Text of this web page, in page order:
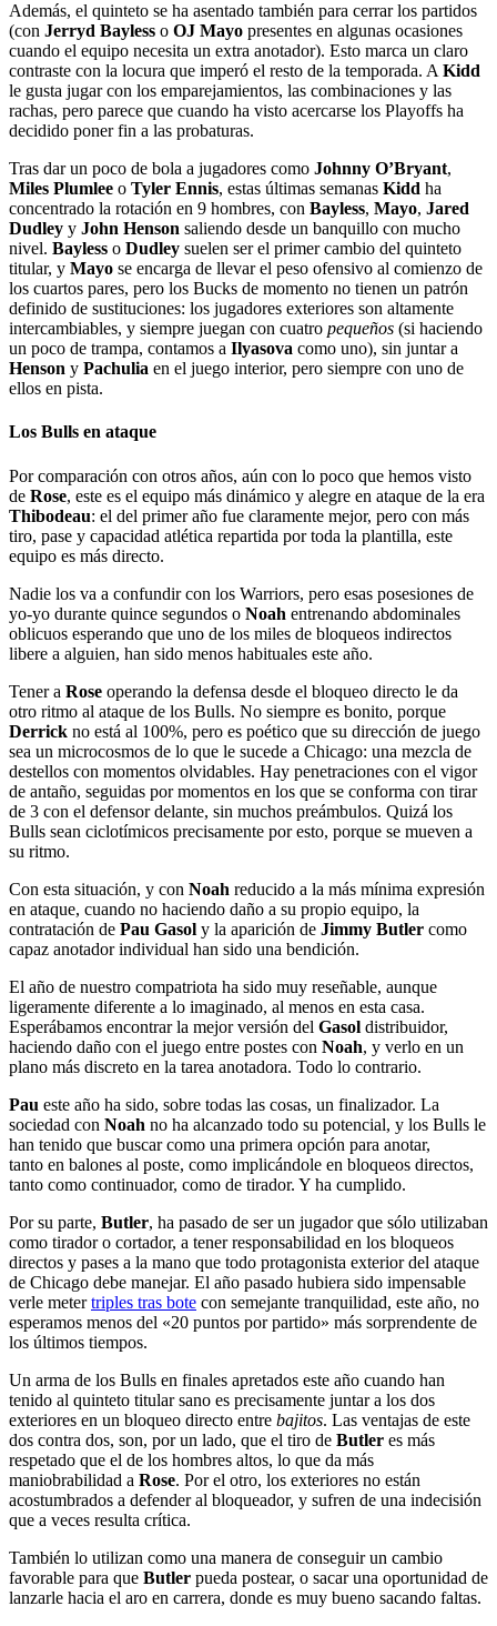
Además, el quinteto se ha asentado también para cerrar los partidos
(con Jerryd Bayless o OJ Mayo presentes en algunas ocasiones
cuando el equipo necesita un extra anotador). Esto marca un claro
contraste con la locura que imperó el resto de la temporada. A Kidd
le gusta jugar con los emparejamientos, las combinaciones y las
rachas, pero parece que cuando ha visto acercarse los Playoffs ha
decidido poner fin a las probaturas.
Tras dar un poco de bola a jugadores como Johnny O’Bryant,
Miles Plumlee o Tyler Ennis, estas últimas semanas Kidd ha
concentrado la rotación en 9 hombres, con Bayless, Mayo, Jared
Dudley y John Henson saliendo desde un banquillo con mucho
nivel. Bayless o Dudley suelen ser el primer cambio del quinteto
titular, y Mayo se encarga de llevar el peso ofensivo al comienzo de
los cuartos pares, pero los Bucks de momento no tienen un patrón
definido de sustituciones: los jugadores exteriores son altamente
intercambiables, y siempre juegan con cuatro pequeños (si haciendo
un poco de trampa, contamos a Ilyasova como uno), sin juntar a
Henson y Pachulia en el juego interior, pero siempre con uno de
ellos en pista.
Los Bulls en ataque
Por comparación con otros años, aún con lo poco que hemos visto
de Rose, este es el equipo más dinámico y alegre en ataque de la era
Thibodeau: el del primer año fue claramente mejor, pero con más
tiro, pase y capacidad atlética repartida por toda la plantilla, este
equipo es más directo.
Nadie los va a confundir con los Warriors, pero esas posesiones de
yo-yo durante quince segundos o Noah entrenando abdominales
oblicuos esperando que uno de los miles de bloqueos indirectos
libere a alguien, han sido menos habituales este año.
Tener a Rose operando la defensa desde el bloqueo directo le da
otro ritmo al ataque de los Bulls. No siempre es bonito, porque
Derrick no está al 100%, pero es poético que su dirección de juego
sea un microcosmos de lo que le sucede a Chicago: una mezcla de
destellos con momentos olvidables. Hay penetraciones con el vigor
de antaño, seguidas por momentos en los que se conforma con tirar
de 3 con el defensor delante, sin muchos preámbulos. Quizá los
Bulls sean ciclotímicos precisamente por esto, porque se mueven a
su ritmo.
Con esta situación, y con Noah reducido a la más mínima expresión
en ataque, cuando no haciendo daño a su propio equipo, la
contratación de Pau Gasol y la aparición de Jimmy Butler como
capaz anotador individual han sido una bendición.
El año de nuestro compatriota ha sido muy reseñable, aunque
ligeramente diferente a lo imaginado, al menos en esta casa.
Esperábamos encontrar la mejor versión del Gasol distribuidor,
haciendo daño con el juego entre postes con Noah, y verlo en un
plano más discreto en la tarea anotadora. Todo lo contrario.
Pau este año ha sido, sobre todas las cosas, un finalizador. La
sociedad con Noah no ha alcanzado todo su potencial, y los Bulls le
han tenido que buscar como una primera opción para anotar,
tanto en balones al poste, como implicándole en bloqueos directos,
tanto como continuador, como de tirador. Y ha cumplido.
Por su parte, Butler, ha pasado de ser un jugador que sólo utilizaban
como tirador o cortador, a tener responsabilidad en los bloqueos
directos y pases a la mano que todo protagonista exterior del ataque
de Chicago debe manejar. El año pasado hubiera sido impensable
verle metertriples tras bote con semejante tranquilidad, este año, no
esperamos menos del «20 puntos por partido» más sorprendente de
los últimos tiempos.
Un arma de los Bulls en finales apretados este año cuando han
tenido al quinteto titular sano es precisamente juntar a los dos
exteriores en un bloqueo directo entre bajitos. Las ventajas de este
dos contra dos, son, por un lado, que el tiro de Butler es más
respetado que el de los hombres altos, lo que da más
maniobrabilidad a Rose. Por el otro, los exteriores no están
acostumbrados a defender al bloqueador, y sufren de una indecisión
que a veces resulta crítica.
También lo utilizan como una manera de conseguir un cambio
favorable para que Butler pueda postear, o sacar una oportunidad de
lanzarle hacia el aro en carrera, donde es muy bueno sacando faltas.